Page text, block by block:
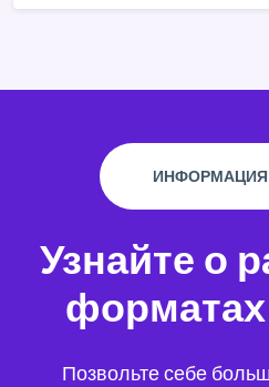
Узнайте о
Позвольте себе